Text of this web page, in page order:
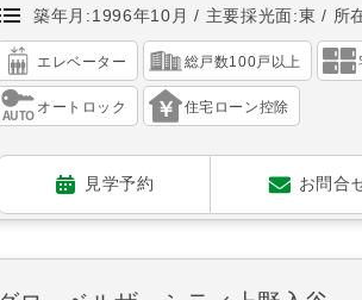
築年月:1996年10月 主要採光面:東 所
エレベーター 総戸数100戸以上
オートロック 住宅ローン控除
見学予約 お問合